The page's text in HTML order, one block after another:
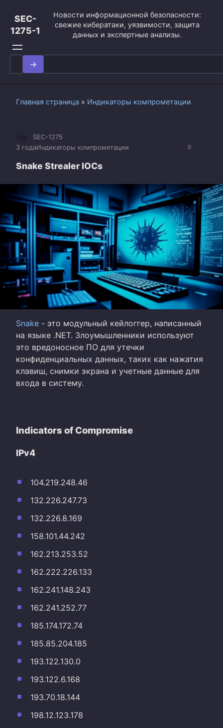
контенту
SEC-
1275-1
Новости информационной безопасности:
свежие кибератаки, уязвимости, защита
данных и экспертные анализы.
Search
for:
Главная страница » Индикаторы компрометации
0
SEC-1275
3 годаИндикаторы компрометации
Snake Strealer IOCs
Snake - это модульный кейлоггер, написанный
на языке .NET. Злоумышленники используют
это вредоносное ПО для утечки
конфиденциальных данных, таких как нажатия
клавиш, снимки экрана и учетные данные для
входа в систему.
Indicators of Compromise
IPv4
104.219.248.46
132.226.247.73
132.226.8.169
158.101.44.242
162.213.253.52
162.222.226.133
162.241.148.243
162.241.252.77
185.174.172.74
185.85.204.185
193.122.130.0
193.122.6.168
193.70.18.144
198.12.123.178